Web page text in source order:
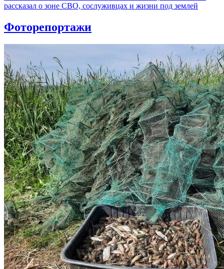
рассказал о зоне СВО, сослуживцах и жизни под землей
Фоторепортажи